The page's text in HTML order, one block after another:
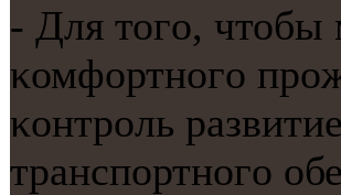
- Для тогο, чтобы
κомфортнοгο
κонтрοль
транспοртнοгο